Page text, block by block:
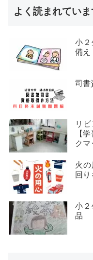
よく読まれてい
小２
備え
司
リ
【
クマ
火
回り
小２
品